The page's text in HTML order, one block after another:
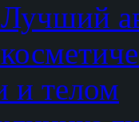
и телом